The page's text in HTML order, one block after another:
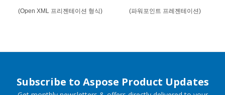
(Open XML 프리젠테이션 형식) (파워포인트 프레젠테이션)
Subscribe to Aspose Product Updates